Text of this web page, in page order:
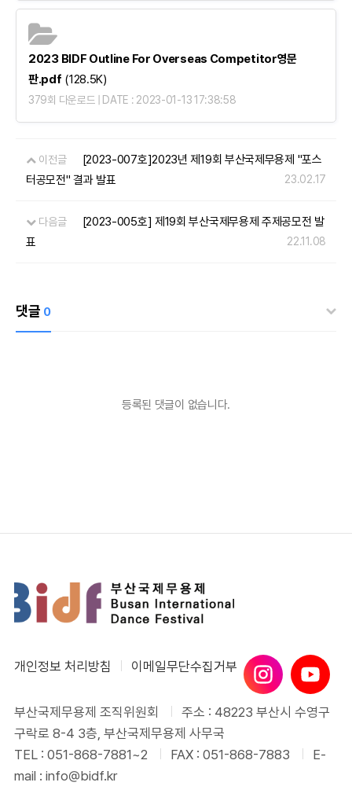
2023 BIDF Outline For Overseas Competitor영문
판.pdf (128.5K)
379회 다운로드 | DATE : 2023-01-13 17:38:58
이전글
[2023-007호]2023년 제19회 부산국제무용제 "포스
터공모전" 결과 발표
23.02.17
다음글
[2023-005호] 제19회 부산국제무용제 주제공모전 발
표
22.11.08
댓글 0
등록된 댓글이 없습니다.
개인정보 처리방침 이메일무단수집거부
부산국제무용제 조직위원회
주소 : 48223 부산시 수영구
구락로 8-4 3층, 부산국제무용제 사무국
TEL : 051-868-7881~2
FAX : 051-868-7883
E-
mail : info@bidf.kr